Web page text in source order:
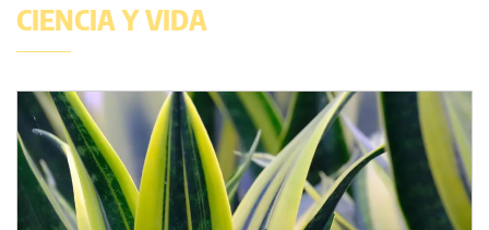
CIENCIA Y VIDA